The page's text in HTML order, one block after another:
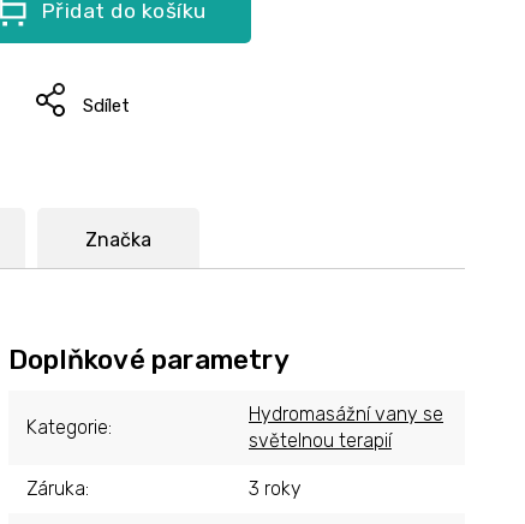
Přidat do košíku
Sdílet
Značka
Doplňkové parametry
Kategorie:
Hydromasážní vany se
světelnou terapií
Záruka: 3 roky